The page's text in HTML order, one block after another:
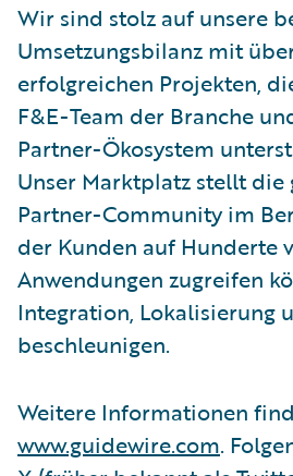
Wir sind stolz auf unsere
Umsetzungsbilanz mit
erfolgreichen Projekten,
F&E-Team der Branche
Partner-Ökosystem
Unser Marktplatz stellt die
Partner-Community im
der Kunden auf Hunderte
Anwendungen zugreifen
Integration, Lokalisierung
beschleunigen.
Weitere Informationen
www.guidewire.com.